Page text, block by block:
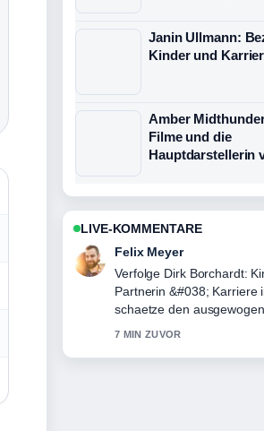
Janin Ullmann:
Kinder und
Amber
Filme und die
Hauptdarstellerin
LIVE-KOMMENTARE
Laura Becker
Hilfreicher Kontext zu
Beruf, Freundin, Wohnort
Bitte haltet diesen
9 MIN ZUVOR